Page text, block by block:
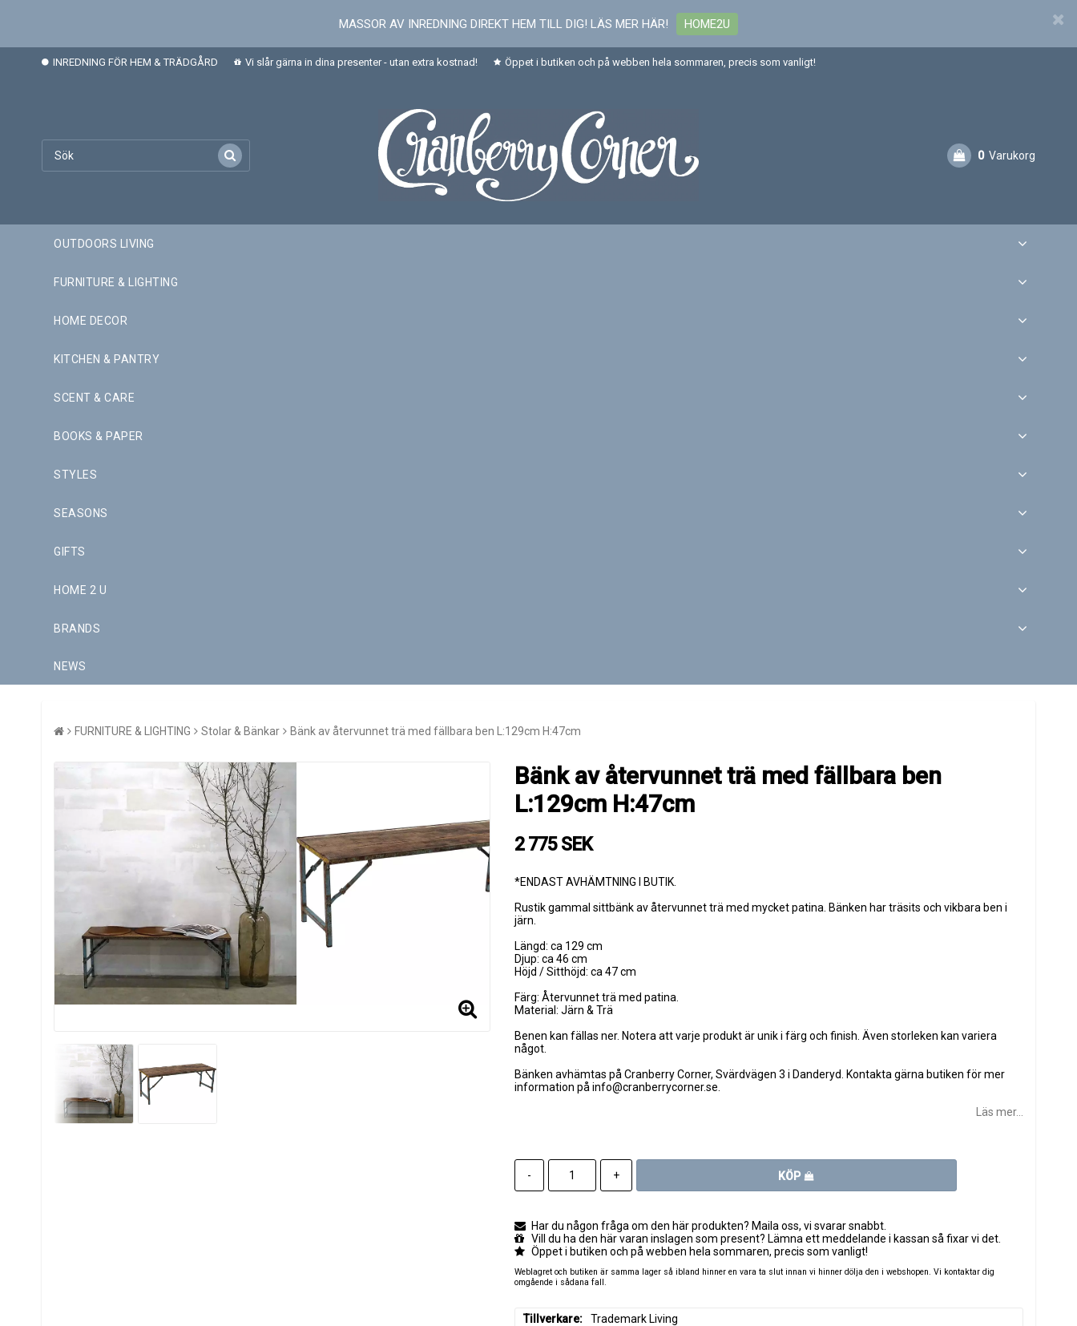
MASSOR AV INREDNING DIREKT HEM TILL DIG! LÄS MER HÄR! HOME2U
INREDNING FÖR HEM & TRÄDGÅRD Vi slår gärna in dina presenter - utan extra kostnad! Öppet i butiken och på webben hela sommaren, precis som vanligt!
0 Varukorg
OUTDOORS LIVING
FURNITURE & LIGHTING
HOME DECOR
KITCHEN & PANTRY
SCENT & CARE
BOOKS & PAPER
STYLES
SEASONS
GIFTS
HOME 2 U
BRANDS
NEWS
FURNITURE & LIGHTING Stolar & Bänkar Bänk av återvunnet trä med fällbara ben L:129cm H:47cm
Bänk av återvunnet trä med fällbara ben
L:129cm H:47cm
2 775 SEK
*ENDAST AVHÄMTNING I BUTIK.
Rustik gammal sittbänk av återvunnet trä med mycket patina. Bänken har träsits och vikbara ben i
järn.
Längd: ca 129 cm
Djup: ca 46 cm
Höjd / Sitthöjd: ca 47 cm
Färg: Återvunnet trä med patina.
Material: Järn & Trä
Benen kan fällas ner. Notera att varje produkt är unik i färg och finish. Även storleken kan variera
något.
Bänken avhämtas på Cranberry Corner, Svärdvägen 3 i Danderyd. Kontakta gärna butiken för mer
information på info@cranberrycorner.se.
Läs mer...
- + KÖP
Har du någon fråga om den här produkten? Maila oss, vi svarar snabbt.
Vill du ha den här varan inslagen som present? Lämna ett meddelande i kassan så fixar vi det.
Öppet i butiken och på webben hela sommaren, precis som vanligt!
Weblagret och butiken är samma lager så ibland hinner en vara ta slut innan vi hinner dölja den i webshopen. Vi kontaktar dig
omgående i sådana fall.
Tillverkare Trademark Living